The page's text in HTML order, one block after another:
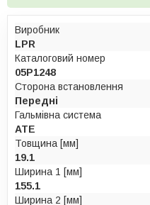
Виробник
LPR
Каталоговий номер
05P1248
Сторона встановлення
Передні
Гальмівна система
ATE
Товщина [мм]
19.1
Ширина 1 [мм]
155.1
Ширина 2 [мм]